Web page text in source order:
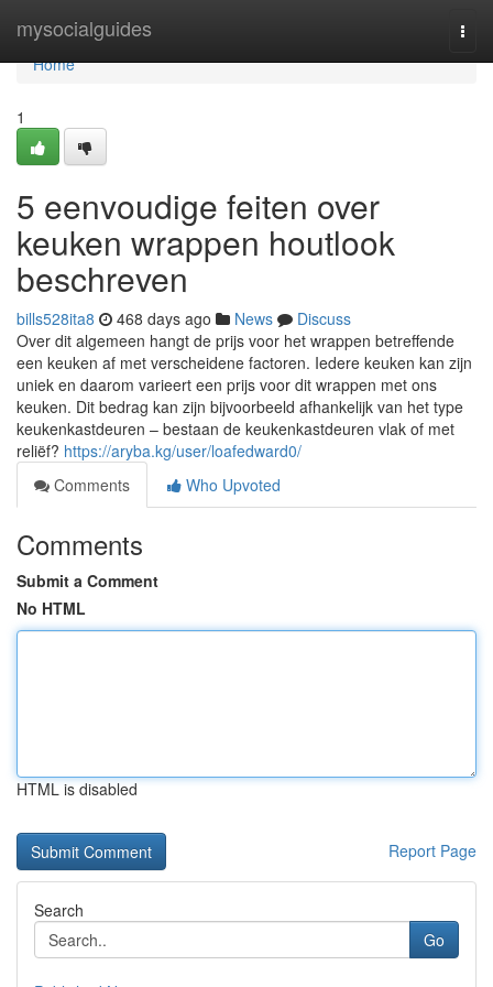
mysocialguides
Home
Home
1
5 eenvoudige feiten over
keuken wrappen houtlook
beschreven
bills528ita8 468 days ago News
Discuss
Over dit algemeen hangt de prijs voor het wrappen betreffende
een keuken af met verscheidene factoren. Iedere keuken kan zijn
uniek en daarom varieert een prijs voor dit wrappen met ons
keuken. Dit bedrag kan zijn bijvoorbeeld afhankelijk van het type
keukenkastdeuren – bestaan de keukenkastdeuren vlak of met
reliëf? https://aryba.kg/user/loafedward0/
Comments
Who Upvoted
Comments
Submit a Comment
No HTML
HTML is disabled
Report Page
Search
Go